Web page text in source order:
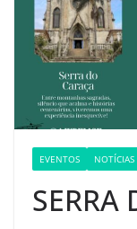
EVENTOS NOTÍCIAS
SERRA